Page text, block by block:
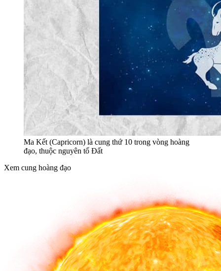
Ma Kết (Capricorn) là cung thứ 10 trong vòng hoàng
đạo, thuộc nguyên tố Đất
Xem cung hoàng đạo